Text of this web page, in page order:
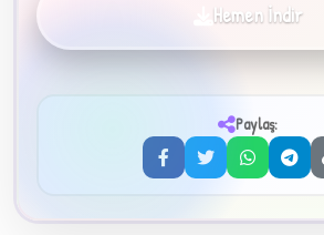
Hemen İndir
Paylaş: